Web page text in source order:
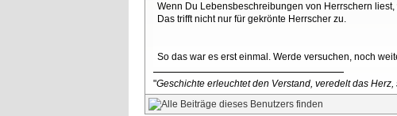
Wenn Du Lebensbeschreibungen von Herrschern
Das trifft nicht nur für gekrönte Herrscher zu.
So das war es erst einmal. Werde versuchen, noch
"Geschichte erleuchtet den Verstand, veredelt das